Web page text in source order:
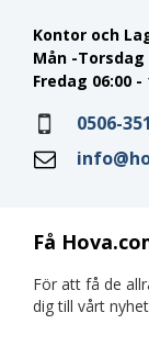
Få
För att få de
dig till vårt
Kontor och
Mån -Torsdag
Fredag 06:00 -
0506-